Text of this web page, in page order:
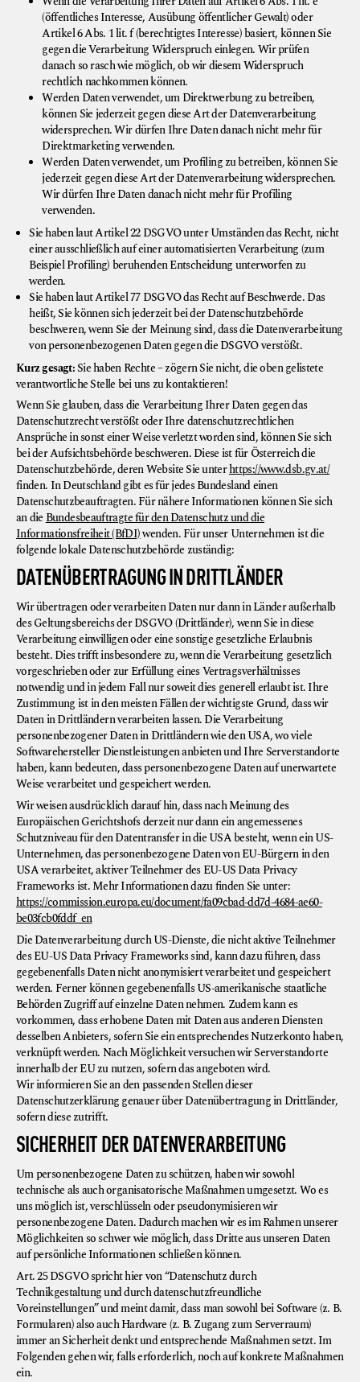
(öffentliches Interesse, Ausübung öffentlicher Gewalt) oder
Artikel 6 Abs. 1 lit. f (berechtigtes Interesse) basiert, können Sie
gegen die Verarbeitung Widerspruch einlegen. Wir prüfen
danach so rasch wie möglich, ob wir diesem Widerspruch
rechtlich nachkommen können.
Werden Daten verwendet, um Direktwerbung zu betreiben,
können Sie jederzeit gegen diese Art der Datenverarbeitung
widersprechen. Wir dürfen Ihre Daten danach nicht mehr für
Direktmarketing verwenden.
Werden Daten verwendet, um Profiling zu betreiben, können Sie
jederzeit gegen diese Art der Datenverarbeitung widersprechen.
Wir dürfen Ihre Daten danach nicht mehr für Profiling
verwenden.
Sie haben laut Artikel 22 DSGVO unter Umständen das Recht, nicht
einer ausschließlich auf einer automatisierten Verarbeitung (zum
Beispiel Profiling) beruhenden Entscheidung unterworfen zu
werden.
Sie haben laut Artikel 77 DSGVO das Recht auf Beschwerde. Das
heißt, Sie können sich jederzeit bei der Datenschutzbehörde
beschweren, wenn Sie der Meinung sind, dass die Datenverarbeitung
von personenbezogenen Daten gegen die DSGVO verstößt.
Kurz gesagt:Sie haben Rechte – zögern Sie nicht, die oben gelistete
verantwortliche Stelle bei uns zu kontaktieren!
Wenn Sie glauben, dass die Verarbeitung Ihrer Daten gegen das
Datenschutzrecht verstößt oder Ihre datenschutzrechtlichen
Ansprüche in sonst einer Weise verletzt worden sind, können Sie sich
bei der Aufsichtsbehörde beschweren. Diese ist für Österreich die
Datenschutzbehörde, deren Website Sie unterhttps://www.dsb.gv.at/
finden. In Deutschland gibt es für jedes Bundesland einen
Datenschutzbeauftragten. Für nähere Informationen können Sie sich
an dieBundesbeauftragte für den Datenschutz und die
Informationsfreiheit (BfDI)wenden. Für unser Unternehmen ist die
folgende lokale Datenschutzbehörde zuständig:
DATENÜBERTRAGUNG IN DRITTLÄNDER
Wir übertragen oder verarbeiten Daten nur dann in Länder außerhalb
des Geltungsbereichs der DSGVO (Drittländer), wenn Sie in diese
Verarbeitung einwilligen oder eine sonstige gesetzliche Erlaubnis
besteht. Dies trifft insbesondere zu, wenn die Verarbeitung gesetzlich
vorgeschrieben oder zur Erfüllung eines Vertragsverhältnisses
notwendig und in jedem Fall nur soweit dies generell erlaubt ist. Ihre
Zustimmung ist in den meisten Fällen der wichtigste Grund, dass wir
Daten in Drittländern verarbeiten lassen. Die Verarbeitung
personenbezogener Daten in Drittländern wie den USA, wo viele
Softwarehersteller Dienstleistungen anbieten und Ihre Serverstandorte
haben, kann bedeuten, dass personenbezogene Daten auf unerwartete
Weise verarbeitet und gespeichert werden.
Wir weisen ausdrücklich darauf hin, dass nach Meinung des
Europäischen Gerichtshofs derzeit nur dann ein angemessenes
Schutzniveau für den Datentransfer in die USA besteht, wenn ein US-
Unternehmen, das personenbezogene Daten von EU-Bürgern in den
USA verarbeitet, aktiver Teilnehmer des EU-US Data Privacy
Frameworks ist. Mehr Informationen dazu finden Sie unter:
https://commission.europa.eu/document/fa09cbad-dd7d-4684-ae60-
be03fcb0fddf_en
Die Datenverarbeitung durch US-Dienste, die nicht aktive Teilnehmer
des EU-US Data Privacy Frameworks sind, kann dazu führen, dass
gegebenenfalls Daten nicht anonymisiert verarbeitet und gespeichert
werden. Ferner können gegebenenfalls US-amerikanische staatliche
Behörden Zugriff auf einzelne Daten nehmen. Zudem kann es
vorkommen, dass erhobene Daten mit Daten aus anderen Diensten
desselben Anbieters, sofern Sie ein entsprechendes Nutzerkonto haben,
verknüpft werden. Nach Möglichkeit versuchen wir Serverstandorte
innerhalb der EU zu nutzen, sofern das angeboten wird.
Wir informieren Sie an den passenden Stellen dieser
Datenschutzerklärung genauer über Datenübertragung in Drittländer,
sofern diese zutrifft.
SICHERHEIT DER DATENVERARBEITUNG
Um personenbezogene Daten zu schützen, haben wir sowohl
technische als auch organisatorische Maßnahmen umgesetzt. Wo es
uns möglich ist, verschlüsseln oder pseudonymisieren wir
personenbezogene Daten. Dadurch machen wir es im Rahmen unserer
Möglichkeiten so schwer wie möglich, dass Dritte aus unseren Daten
auf persönliche Informationen schließen können.
Art. 25 DSGVO spricht hier von “Datenschutz durch
Technikgestaltung und durch datenschutzfreundliche
Voreinstellungen” und meint damit, dass man sowohl bei Software (z. B.
Formularen) also auch Hardware (z. B. Zugang zum Serverraum)
immer an Sicherheit denkt und entsprechende Maßnahmen setzt. Im
Folgenden gehen wir, falls erforderlich, noch auf konkrete Maßnahmen
ein.